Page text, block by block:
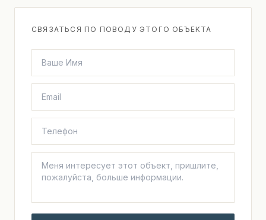
СВЯЗАТЬСЯ ПО ПОВОДУ ЭТОГО ОБЪЕКТА